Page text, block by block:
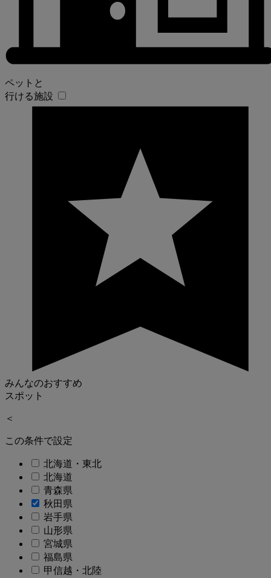
ペットと
行ける施設
みんなのおすすめ
スポット
＜
この条件で設定
北海道・東北
北海道
青森県
秋田県
岩手県
山形県
宮城県
福島県
甲信越・北陸